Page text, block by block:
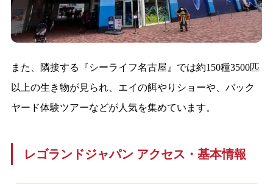
また、隣接する『シーライフ名古屋』では約150種3500匹
以上の生き物が見られ、エイの餌やりショーや、バック
ヤード体験ツアーなどが人気を集めています。
レゴランドジャパン アクセス・基本情報